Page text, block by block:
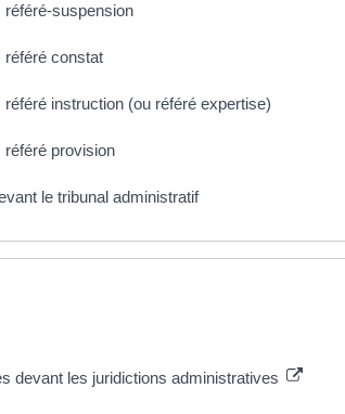
référé-suspension
référé constat
instruction (ou référé expertise)
référé provision
le tribunal administratif
devant les juridictions administratives